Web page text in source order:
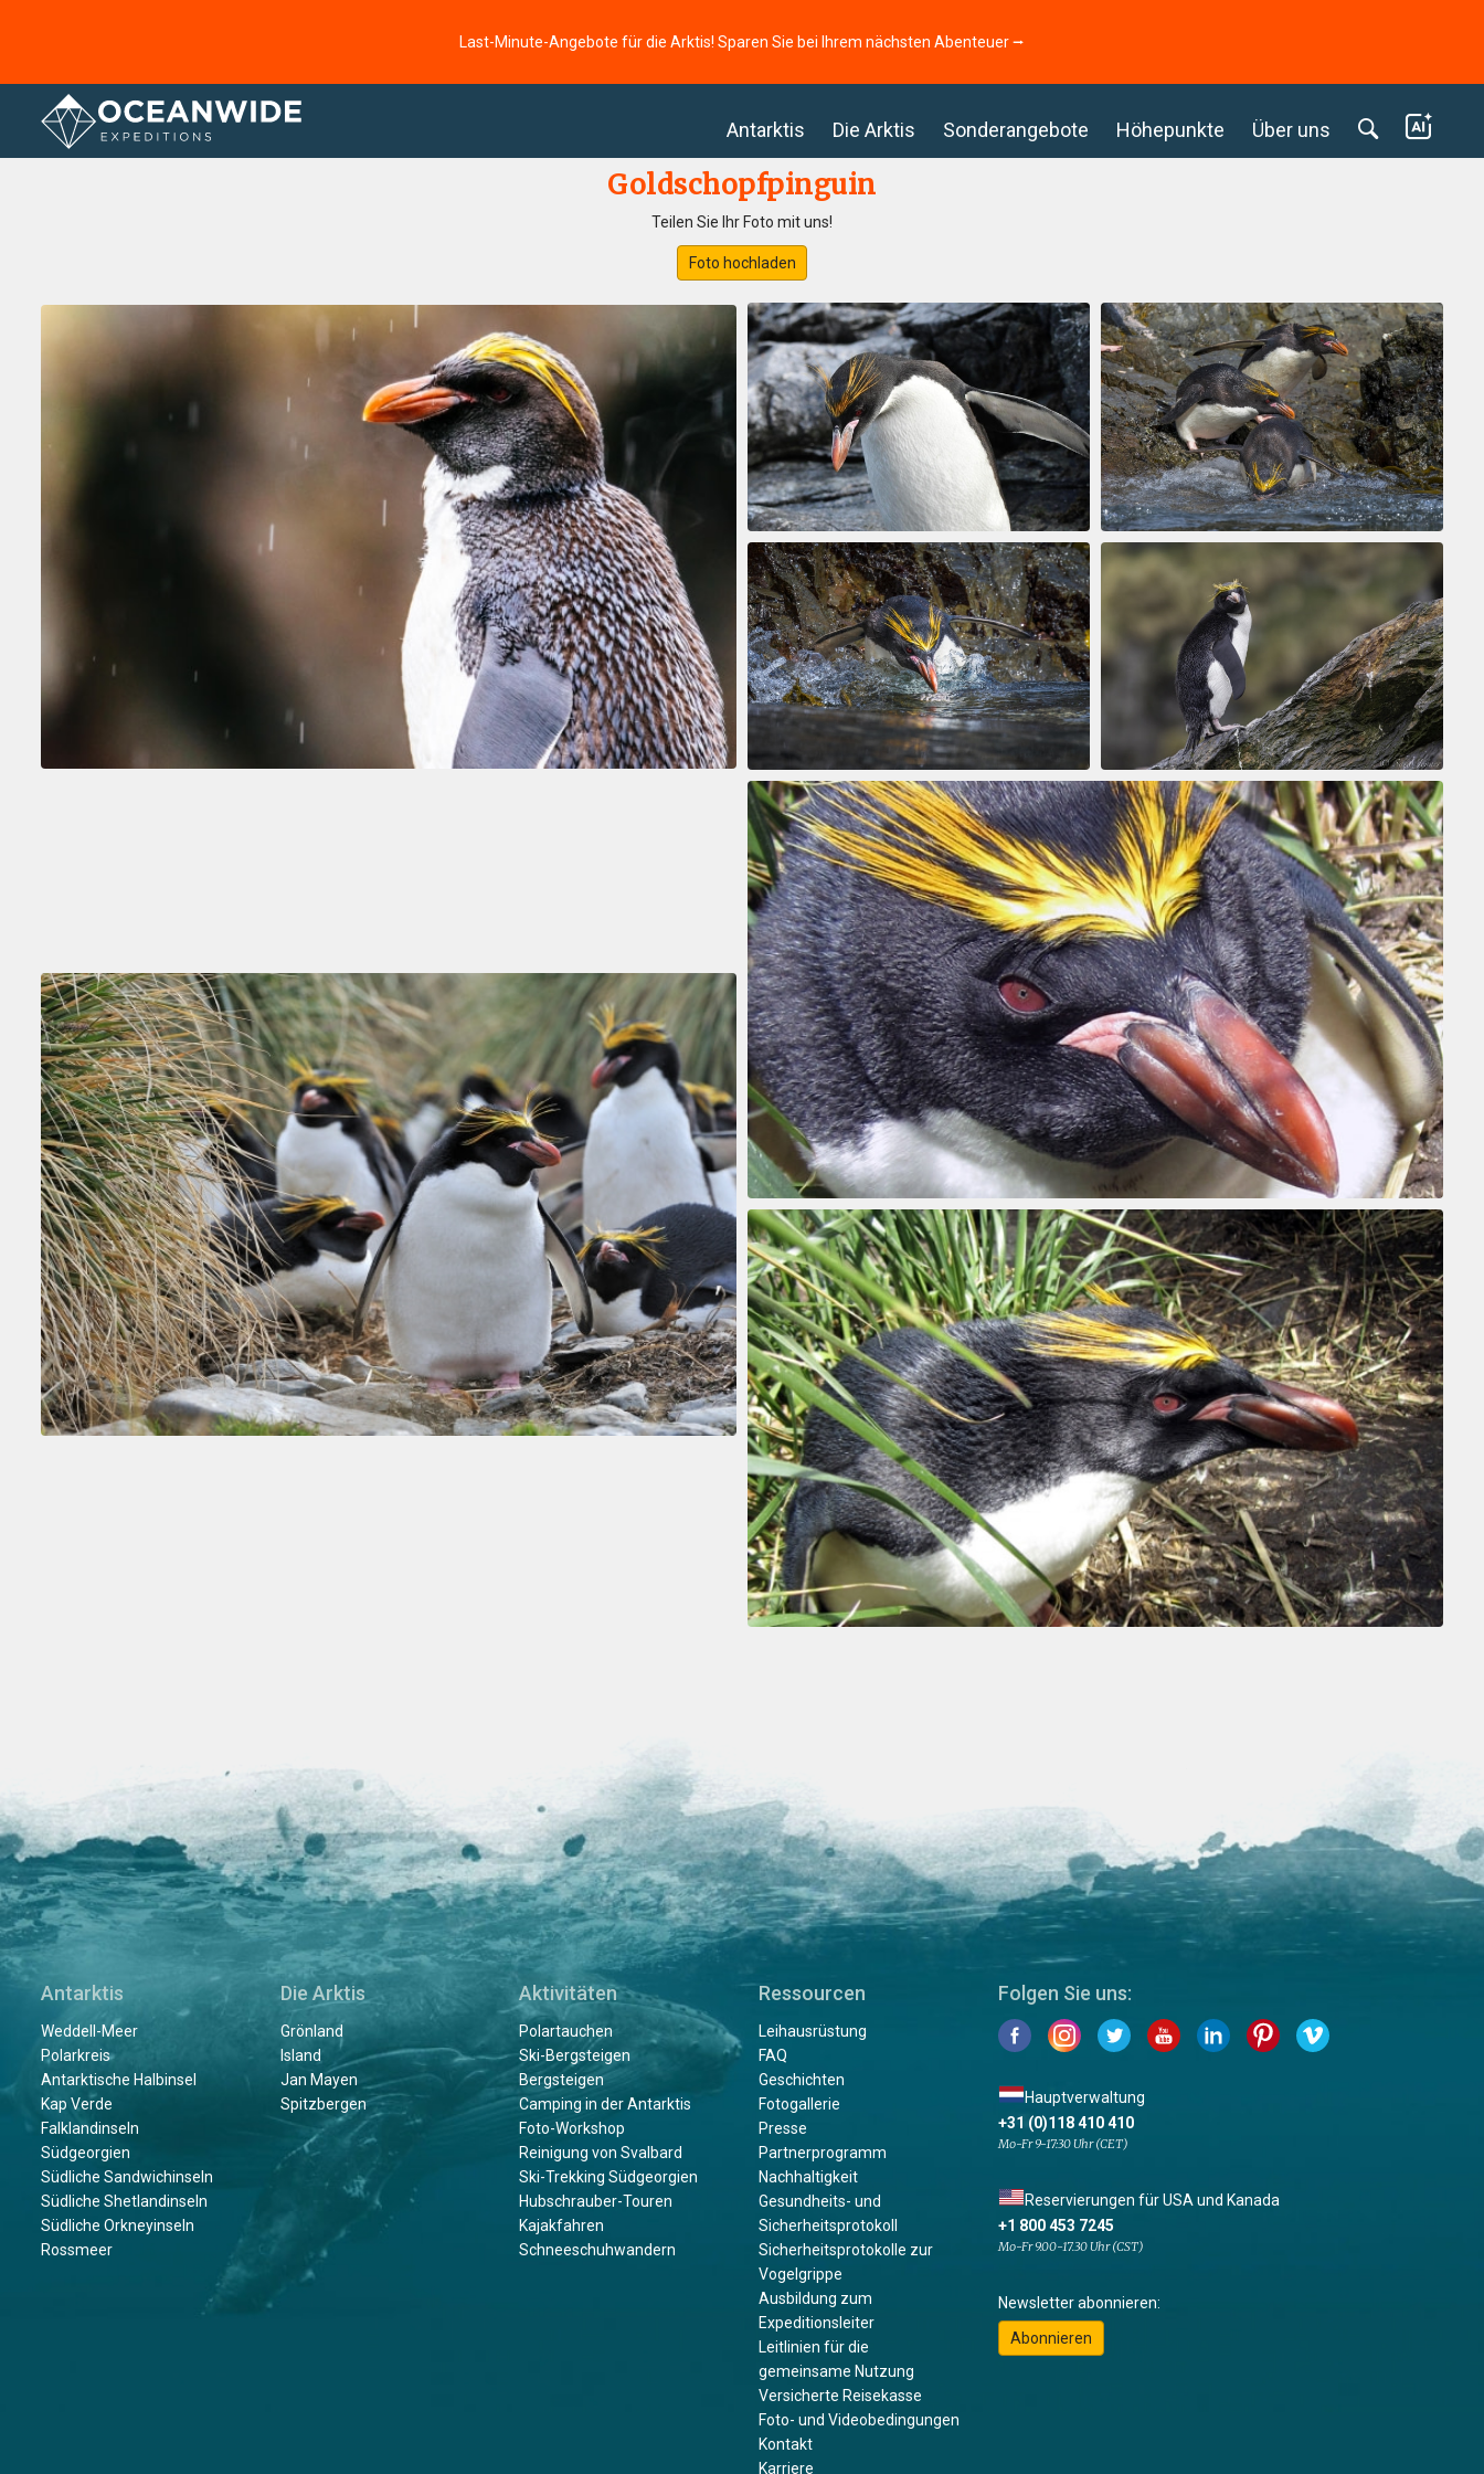
Last-Minute-Angebote für die Arktis! Sparen Sie bei Ihrem nächsten Abenteuer ⭢
Antarktis Die Arktis Sonderangebote Höhepunkte Über uns
Startseite Fotogallerie
Goldschopfpinguin
Teilen Sie Ihr Foto mit uns!
Foto hochladen
Antarktis
Weddell-Meer
Polarkreis
Antarktische Halbinsel
Kap Verde
Falklandinseln
Südgeorgien
Südliche Sandwichinseln
Südliche Shetlandinseln
Südliche Orkneyinseln
Rossmeer
Die Arktis
Grönland
Island
Jan Mayen
Spitzbergen
Aktivitäten
Polartauchen
Ski-Bergsteigen
Bergsteigen
Camping in der Antarktis
Foto-Workshop
Reinigung von Svalbard
Ski-Trekking Südgeorgien
Hubschrauber-Touren
Kajakfahren
Schneeschuhwandern
Ressourcen
Leihausrüstung
FAQ
Geschichten
Fotogallerie
Presse
Partnerprogramm
Nachhaltigkeit
Gesundheits- und
Sicherheitsprotokoll
Sicherheitsprotokolle zur
Vogelgrippe
Ausbildung zum
Expeditionsleiter
Leitlinien für die
gemeinsame Nutzung
Versicherte Reisekasse
Foto- und Videobedingungen
Kontakt
Karriere
Folgen Sie uns:
Hauptverwaltung
+31 (0)118 410 410
Mo-Fr 9-17:30 Uhr (CET)
Reservierungen für USA und Kanada
+1 800 453 7245
Mo-Fr 9.00-17.30 Uhr (CST)
Newsletter abonnieren:
Abonnieren